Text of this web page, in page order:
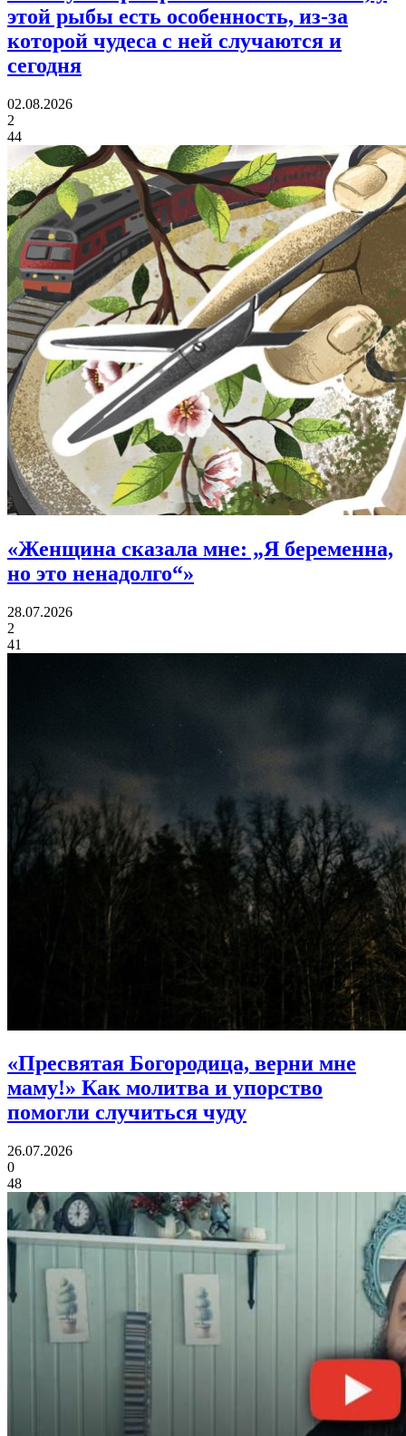
этой рыбы есть особенность, из-за
которой чудеса с ней случаются и
сегодня
02.08.2026
2
44
«Женщина сказала мне: „Я беременна,
но это ненадолго“»
28.07.2026
2
41
«Пресвятая Богородица, верни мне
маму!» Как молитва и упорство
помогли случиться чуду
26.07.2026
0
48